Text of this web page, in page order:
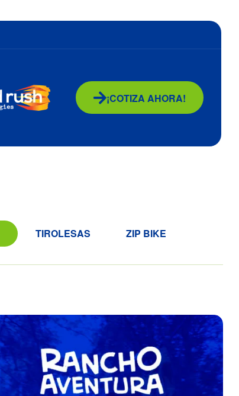
¡COTIZA AHORA!
TIROLESAS ZIP BIKE